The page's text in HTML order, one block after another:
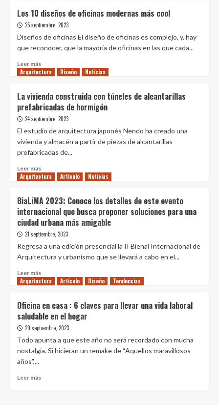
proyectos
desplazar
un
puente
Km
de
20
metros
Los 10 diseños de oficinas modernas más cool
25 septiembre, 2023
Diseños de oficinas El diseño de oficinas es complejo, y, hay
que reconocer, que la mayoría de oficinas en las que cada...
Leer más
más
10
diseños
de
oficinas
modernas
más
cool
Arquitectura Diseño Noticias
La vivienda construida con túneles de alcantarillas
prefabricadas de hormigón
24 septiembre, 2023
El estudio de arquitectura japonés Nendo ha creado una
vivienda y almacén a partir de piezas de alcantarillas
prefabricadas de...
Leer más
más
vivienda
construida
con
túneles
alcantarillas
prefabricadas
hormigón
Arquitectura Artículo Noticias
BiaLiMA 2023: Conoce los detalles de este evento
internacional que busca proponer soluciones para una
ciudad urbana más amigable
21 septiembre, 2023
Regresa a una edición presencial la II Bienal Internacional de
Arquitectura y urbanismo que se llevará a cabo en el...
Leer más
más
2023:
Conoce
los
detalles
este
Arquitectura Artículo Diseño Tendencias
Oficina en casa : 6 claves para llevar una vida laboral
saludable en el hogar
20 septiembre, 2023
Todo apunta a que este año no será recordado con mucha
nostalgia. Si hicieran un remake de “Aquellos maravillosos
años”,...
Leer más